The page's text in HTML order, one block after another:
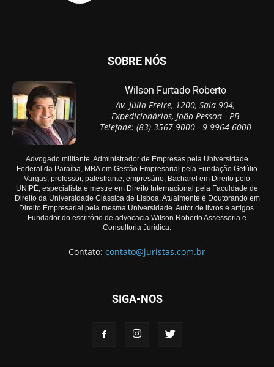
SOBRE NÓS
Wilson Furtado Roberto
Av. Júlia Freire, 1200, Sala 904,
Expedicionários, João Pessoa - PB
Telefone: (83) 3567-9000 - 9 9964-6000
Advogado militante, Administrador de Empresas pela Universidade
Federal da Paraíba, MBA em Gestão Empresarial pela Fundação Getúlio
Vargas, professor, palestrante, empresário, Bacharel em Direito pelo
UNIPÊ, especialista e mestre em Direito Internacional pela Faculdade de
Direito da Universidade Clássica de Lisboa. Atualmente é Doutorando em
Direito Empresarial pela mesma Universidade. Autor de livros e artigos.
Fundador do escritório de advocacia Wilson Roberto Assessoria e
Consultoria Jurídica.
Contato: contato@juristas.com.br
SIGA-NOS